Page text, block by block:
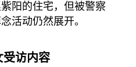
阳的住宅，但被警察
活动仍然展开。
受访内容